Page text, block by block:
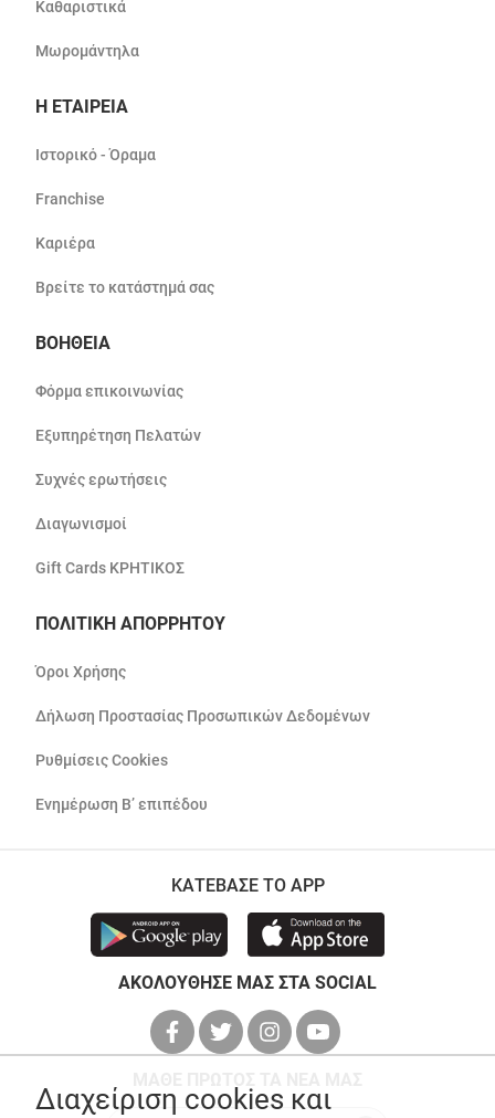
Καθαριστικά
Μωρομάντηλα
Η ΕΤΑΙΡΕΙΑ
Ιστορικό - Όραμα
Franchise
Καριέρα
Βρείτε το κατάστημά σας
ΒΟΗΘΕΙΑ
Φόρμα επικοινωνίας
Εξυπηρέτηση Πελατών
Συχνές ερωτήσεις
Διαγωνισμοί
Gift Cards ΚΡΗΤΙΚΟΣ
ΠΟΛΙΤΙΚΗ ΑΠΟΡΡΗΤΟΥ
Όροι Χρήσης
Δήλωση Προστασίας Προσωπικών Δεδομένων
Ρυθμίσεις Cookies
Ενημέρωση Β’ επιπέδου
ΚΑΤΕΒΑΣΕ ΤΟ APP
ΑΚΟΛΟΥΘΗΣΕ ΜΑΣ ΣΤΑ SOCIAL
Διαχείριση cookies και